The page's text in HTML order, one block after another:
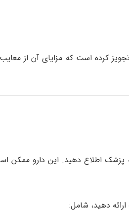
کرده است که مزایای آن از
به پزشک اطلاع دهید. این دارو
دهید، شامل: